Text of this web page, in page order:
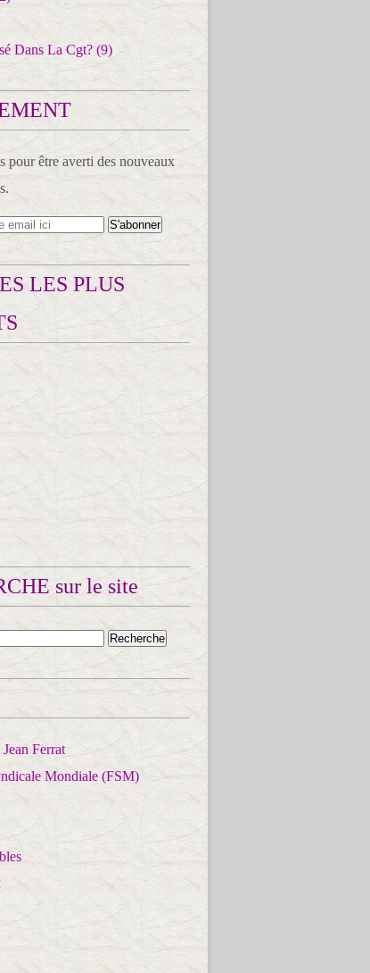
Dans La Cgt? (9)
pour être averti des nouveaux
LES PLUS
sur le site
Ferrat
Mondiale (FSM)